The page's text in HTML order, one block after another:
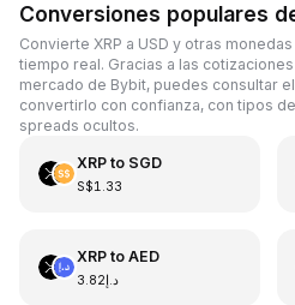
Conversiones populares
Convierte XRP a USD y otras
tiempo real. Gracias a las
mercado de Bybit, puedes consultar
convertirlo con confianza, con tipos
spreads ocultos.
XRPto SGD
S$1.33
XRPto AED
د.إ3.82